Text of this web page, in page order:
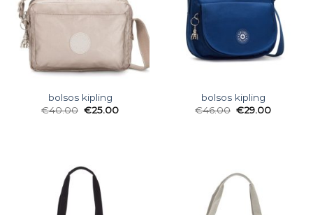
bolsos kipling
€40.00 €25.00
bolsos kipling
€46.00 €29.00